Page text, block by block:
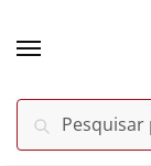
por:
Pesquisar